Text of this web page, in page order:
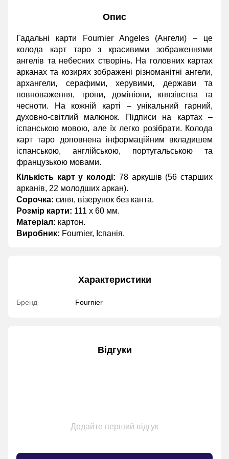
Опис
Гадальні карти Fournier Angeles (Ангели) – це
колода карт таро з красивими зображеннями
ангелів та небесних створінь. На головних картах
арканах та козирях зображені різноманітні ангели,
архангели, серафими, херувими, держави та
повноваження, трони, домініони, князівства та
чесноти. На кожній карті – унікальний гарний,
духовно-світлий малюнок. Підписи на картах –
іспанською мовою, але їх легко розібрати. Колода
карт таро доповнена інформаційним вкладишем
іспанською, англійською, португальською та
французькою мовами.
Кількість карт у колоді: 78 аркушів (56 старших
арканів, 22 молодших аркан).
Сорочка: синя, візерунок без канта.
Розмір карти: 111 x 60 мм.
Матеріал: картон.
Виробник: Fournier, Іспанія.
Характеристики
Бренд Fournier
Відгуки
Додайте перший відгук